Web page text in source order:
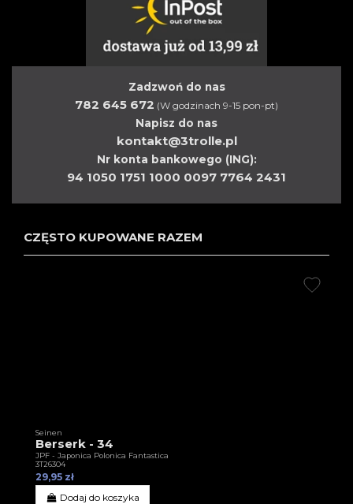
Zadzwoń do nas
782 645 672 (W godzinach 9-15 pon-pt)
Napisz do nas
kontakt@3trolle.pl
Nr konta bankowego (ING):
94 1050 1751 1000 0097 7764 2431
CZĘSTO KUPOWANE RAZEM
Seinen
Berserk - 34
JPF - Japonica Polonica Fantastica
3T26304
29,95 zł
Dodaj do koszyka